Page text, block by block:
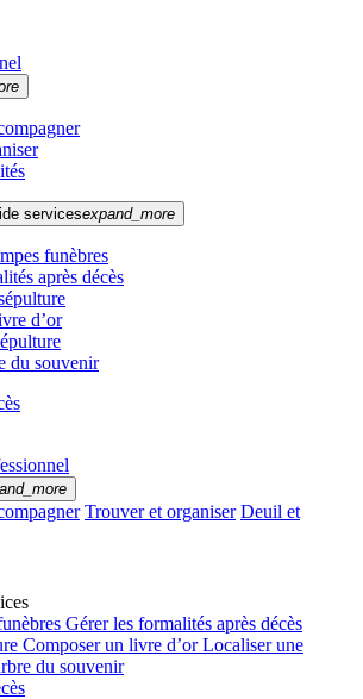
servicesexpand_more
funèbres
après décès
d’or
du souvenir
Trouver et organiser Deuil et
Gérer les formalités après décès
Composer un livre d’orLocaliser une
du souvenir